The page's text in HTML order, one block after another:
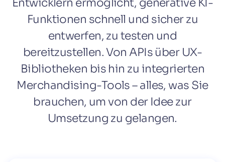
Entwicklern ermöglicht, generative KI-
Funktionen schnell und sicher zu
entwerfen, zu testen und
bereitzustellen. Von APIs über UX-
Bibliotheken bis hin zu integrierten
Merchandising-Tools – alles, was Sie
brauchen, um von der Idee zur
Umsetzung zu gelangen.